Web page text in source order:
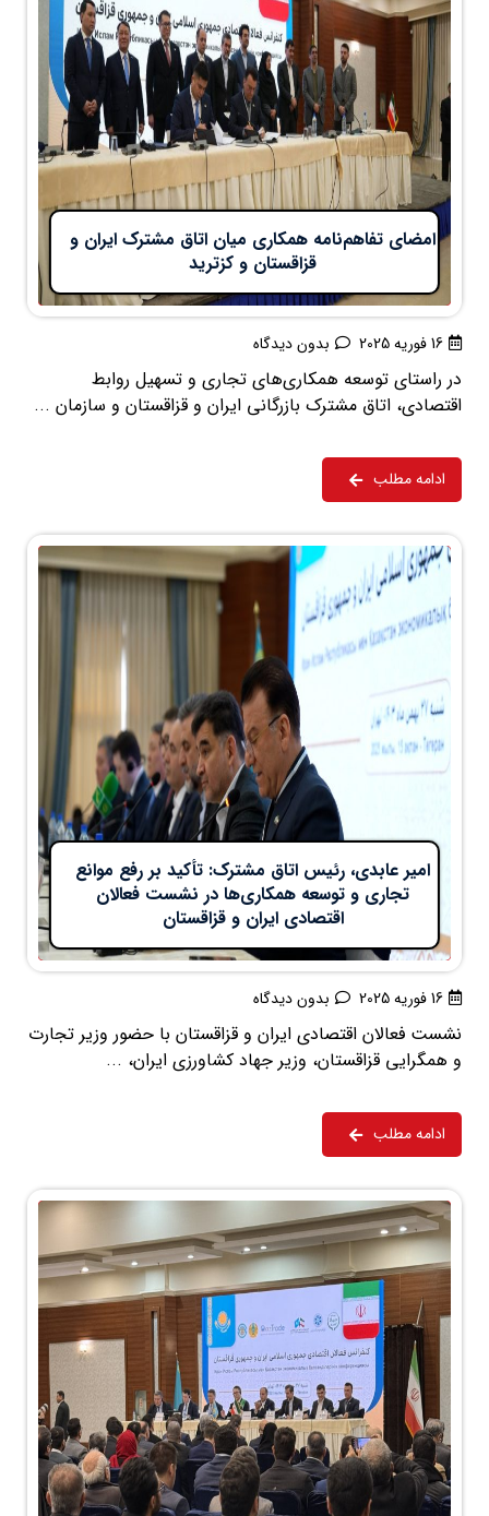
امضای تفاهم‌نامه همکاری میان اتاق مشترک ایران و
قزاقستان و کزترید
16 فوریه 2025 بدون دیدگاه
در راستای توسعه همکاری‌های تجاری و تسهیل روابط
اقتصادی، اتاق مشترک بازرگانی ایران و قزاقستان و سازمان ...
ادامه مطلب
امیر عابدی، رئیس اتاق مشترک: تأکید بر رفع موانع
تجاری و توسعه همکاری‌ها در نشست فعالان
اقتصادی ایران و قزاقستان
16 فوریه 2025 بدون دیدگاه
نشست فعالان اقتصادی ایران و قزاقستان با حضور وزیر تجارت
و همگرایی قزاقستان، وزیر جهاد کشاورزی ایران، ...
ادامه مطلب